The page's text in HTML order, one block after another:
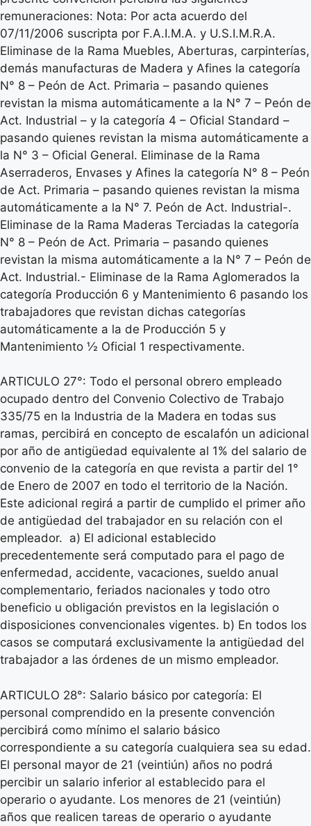
remuneraciones: Nota: Por acta acuerdo del
07/11/2006 suscripta por F.A.I.M.A. y U.S.I.M.R.A.
Eliminase de la Rama Muebles, Aberturas, carpinterías,
demás manufacturas de Madera y Afines la categoría
N° 8 – Peón de Act. Primaria – pasando quienes
revistan la misma automáticamente a la N° 7 – Peón de
Act. Industrial – y la categoría 4 – Oficial Standard –
pasando quienes revistan la misma automáticamente a
la N° 3 – Oficial General. Eliminase de la Rama
Aserraderos, Envases y Afines la categoría N° 8 – Peón
de Act. Primaria – pasando quienes revistan la misma
automáticamente a la N° 7. Peón de Act. Industrial-.
Eliminase de la Rama Maderas Terciadas la categoría
N° 8 – Peón de Act. Primaria – pasando quienes
revistan la misma automáticamente a la N° 7 – Peón de
Act. Industrial.- Eliminase de la Rama Aglomerados la
categoría Producción 6 y Mantenimiento 6 pasando los
trabajadores que revistan dichas categorías
automáticamente a la de Producción 5 y
Mantenimiento ½ Oficial 1 respectivamente.
ARTICULO 27°: Todo el personal obrero empleado
ocupado dentro del Convenio Colectivo de Trabajo
335/75 en la Industria de la Madera en todas sus
ramas, percibirá en concepto de escalafón un adicional
por año de antigüedad equivalente al 1% del salario de
convenio de la categoría en que revista a partir del 1°
de Enero de 2007 en todo el territorio de la Nación.
Este adicional regirá a partir de cumplido el primer año
de antigüedad del trabajador en su relación con el
empleador. a) El adicional establecido
precedentemente será computado para el pago de
enfermedad, accidente, vacaciones, sueldo anual
complementario, feriados nacionales y todo otro
beneficio u obligación previstos en la legislación o
disposiciones convencionales vigentes. b) En todos los
casos se computará exclusivamente la antigüedad del
trabajador a las órdenes de un mismo empleador.
ARTICULO 28°: Salario básico por categoría: El
personal comprendido en la presente convención
percibirá como mínimo el salario básico
correspondiente a su categoría cualquiera sea su edad.
El personal mayor de 21 (veintiún) años no podrá
percibir un salario inferior al establecido para el
operario o ayudante. Los menores de 21 (veintiún)
años que realicen tareas de operario o ayudante